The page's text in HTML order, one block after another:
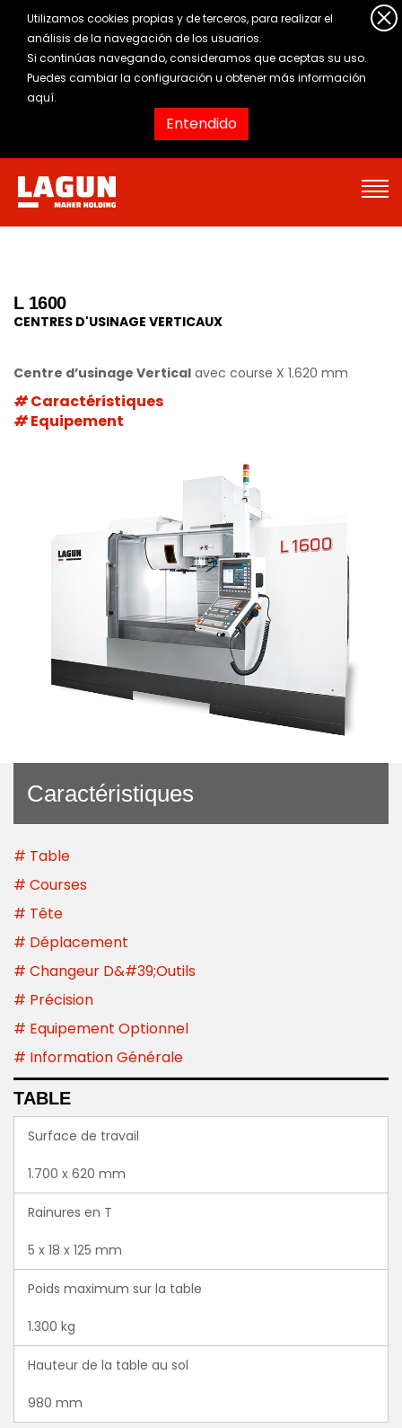
Utilizamos cookies propias y de terceros, para realizar el
análisis de la navegación de los usuarios.
Si continúas navegando, consideramos que aceptas su uso.
Puedes cambiar la configuración u obtenermás información
aquí.
Entendido
L 1600
CENTRES D'USINAGE VERTICAUX
Centre d’usinage Vertical avec course X 1.620 mm
Caractéristiques
Equipement
Caractéristiques
# Table
# Courses
# Tête
# Déplacement
# Changeur D&#39;outils
# Précision
# Equipement Optionnel
# Information Générale
TABLE
Surface de travail
1.700 x 620 mm
Rainures en T
5 x 18 x 125 mm
Poids maximum sur la table
1.300 kg
Hauteur de la table au sol
980 mm